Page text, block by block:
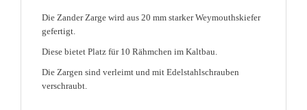
Die Zander Zarge wird aus 20 mm starker Weymouthskiefer
gefertigt.
Diese bietet Platz für 10 Rähmchen im Kaltbau.
Die Zargen sind verleimt und mit Edelstahlschrauben
verschraubt.